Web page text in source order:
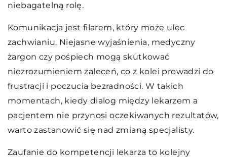
niebagatelną rolę.
Komunikacja jest filarem, który może ulec
zachwianiu. Niejasne wyjaśnienia, medyczny
żargon czy pośpiech mogą skutkować
niezrozumieniem zaleceń, co z kolei prowadzi do
frustracji i poczucia bezradności. W takich
momentach, kiedy dialog między lekarzem a
pacjentem nie przynosi oczekiwanych rezultatów,
warto zastanowić się nad zmianą specjalisty.
Zaufanie do kompetencji lekarza to kolejny